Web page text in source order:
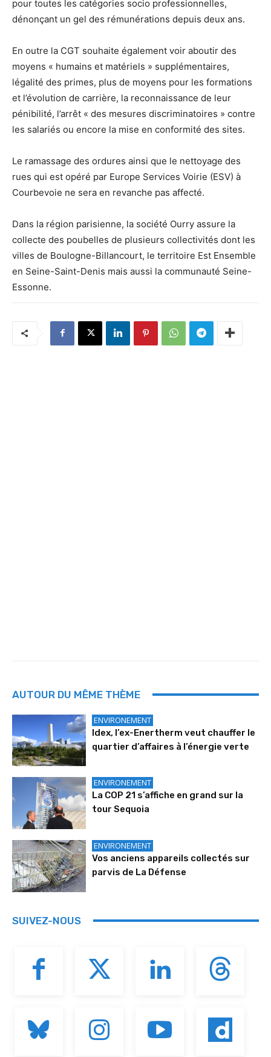
pour toutes les catégories socio professionnelles,
dénonçant un gel des rémunérations depuis deux ans.
En outre la CGT souhaite également voir aboutir des
moyens « humains et matériels » supplémentaires,
légalité des primes, plus de moyens pour les formations
et l’évolution de carrière, la reconnaissance de leur
pénibilité, l’arrêt « des mesures discriminatoires » contre
les salariés ou encore la mise en conformité des sites.
Le ramassage des ordures ainsi que le nettoyage des
rues qui est opéré par Europe Services Voirie (ESV) à
Courbevoie ne sera en revanche pas affecté.
Dans la région parisienne, la société Ourry assure la
collecte des poubelles de plusieurs collectivités dont les
villes de Boulogne-Billancourt, le territoire Est Ensemble
en Seine-Saint-Denis mais aussi la communauté Seine-
Essonne.
AUTOUR DU MÊME THÈME
ENVIRONEMENT
Idex, l’ex-Enertherm veut chauffer le
quartier d’affaires à l’énergie verte
ENVIRONEMENT
La COP 21 s’affiche en grand sur la
tour Sequoia
ENVIRONEMENT
Vos anciens appareils collectés sur
parvis de La Défense
SUIVEZ-NOUS